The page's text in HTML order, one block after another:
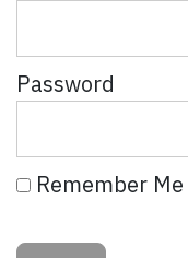
Password
Remember Me